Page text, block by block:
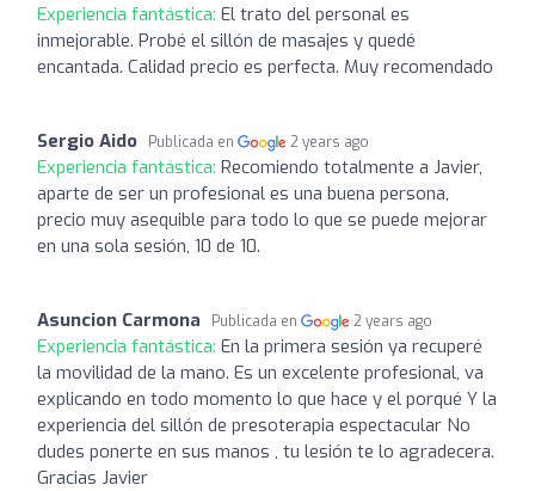
Experiencia fantástica: El trato del personal es
inmejorable. Probé el sillón de masajes y quedé
encantada. Calidad precio es perfecta. Muy recomendado
Sergio Aido Publicada en 2 years ago
Experiencia fantástica: Recomiendo totalmente a Javier,
aparte de ser un profesional es una buena persona,
precio muy asequible para todo lo que se puede mejorar
en una sola sesión, 10 de 10.
Asuncion Carmona Publicada en 2 years ago
Experiencia fantástica: En la primera sesión ya recuperé
la movilidad de la mano. Es un excelente profesional, va
explicando en todo momento lo que hace y el porqué Y la
experiencia del sillón de presoterapia espectacular No
dudes ponerte en sus manos , tu lesión te lo agradecera.
Gracias Javier